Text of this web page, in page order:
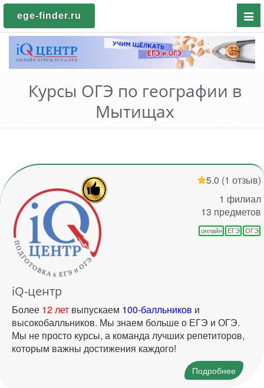
ege-finder.ru
Курсы ОГЭ по географии в
Мытищах
5.0 (1 отзыв)
1 филиал
13 предметов
онлайн ЕГЭ ОГЭ
iQ-центр
Более 12 лет выпускаем 100-балльников и
высокобалльников. Мы знаем больше о ЕГЭ и ОГЭ.
Мы не просто курсы, а команда лучших репетиторов,
которым важны достижения каждого!
Подробнее